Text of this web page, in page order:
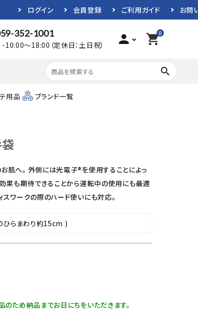
ログイン 会員登録 ご利用ガイド お問
352-1001
10:00～18:00（定休日：土日祝） person 0
shopping_cart
search
用品 ブランド一覧
肌へ。 外側には光電子®を使用することによっ
効果も期待できることから運転中の使用にも最適
スワークの際のハード使いにも対応。
らまわり約15cm )
のため納品までお日にちをいただきます。